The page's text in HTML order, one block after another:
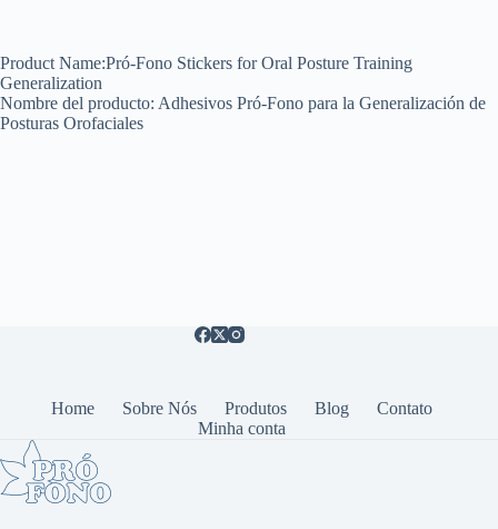
Product Name:Pró-Fono Stickers for Oral Posture Training
Generalization
Nombre del producto: Adhesivos Pró-Fono para la Generalización de
Posturas Orofaciales
Home Sobre Nós Produtos Blog
Contato
Minha conta